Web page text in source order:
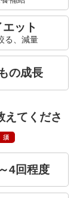
エット
の成長
えてくださ
須
4回程度